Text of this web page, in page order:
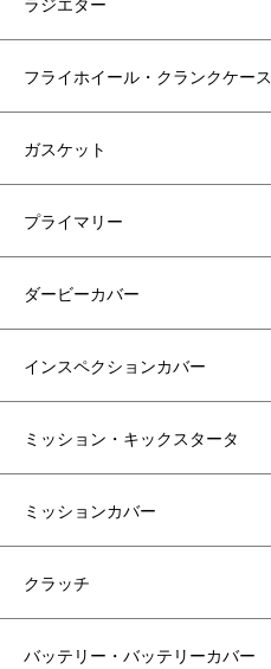
フライホイール・クランクケース
ガスケット
プライマリー
ダービーカバー
インスペクションカバー
ミッション・キックスタータ
ミッションカバー
クラッチ
バッテリー・バッテリーカバー